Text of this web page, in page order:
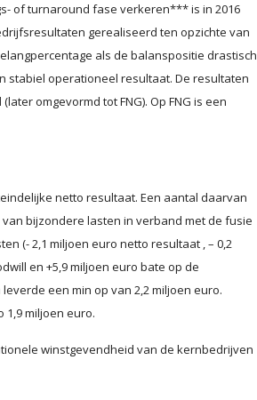
of turnaround fase verkeren*** is in 2016
gerealiseerd ten opzichte van
als de balanspositie drastisch
stabiel operationeel resultaat. De resultaten
omgevormd tot FNG). Op FNG is een
netto resultaat. Een aantal daarvan
bijzondere lasten in verband met de fusie
(- 2,1 miljoen euro netto resultaat , – 0,2
en +5,9 miljoen euro bate op de
een min op van 2,2 miljoen euro.
miljoen euro.
winstgevendheid van de kernbedrijven